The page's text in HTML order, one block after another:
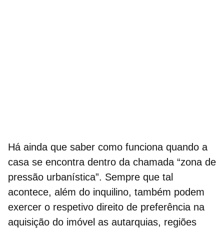
Há ainda que saber como funciona quando a
casa se encontra dentro da chamada “zona de
pressão urbanística”. Sempre que tal
acontece, além do inquilino, também podem
exercer o respetivo direito de preferência na
aquisição do imóvel as autarquias, regiões